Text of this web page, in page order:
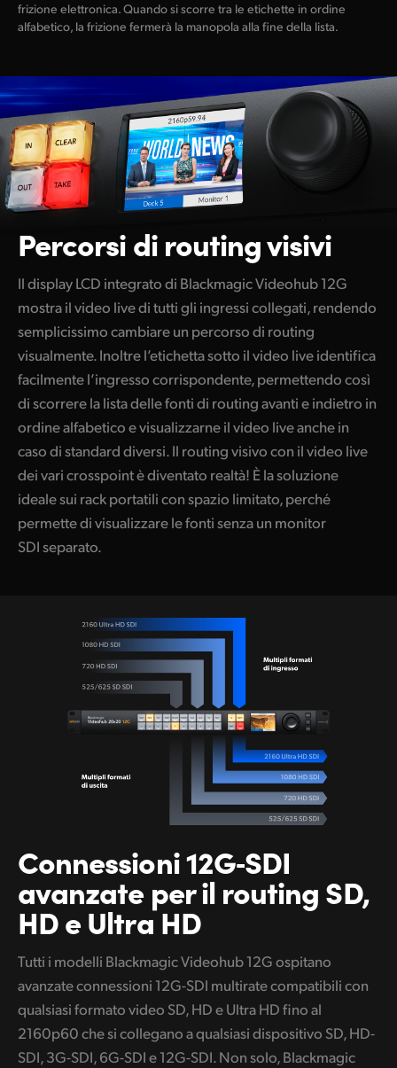
frizione elettronica. Quando si scorre tra le etichette in ordine
alfabetico, la frizione fermerà la manopola alla fine della lista.
Percorsi di routing visivi
Il display LCD integrato di Blackmagic Videohub 12G
mostra il video live di tutti gli ingressi collegati, rendendo
semplicissimo cambiare un percorso di routing
visualmente. Inoltre l’etichetta sotto il video live identifica
facilmente l’ingresso corrispondente, permettendo così
di scorrere la lista delle fonti di routing avanti e indietro in
ordine alfabetico e visualizzarne il video live anche in
caso di standard diversi. Il routing visivo con il video live
dei vari crosspoint è diventato realtà! È la soluzione
ideale sui rack portatili con spazio limitato, perché
permette di visualizzare le fonti senza un monitor
SDI separato.
Connessioni 12G‑SDI
avanzate per il routingSD,
HD e Ultra HD
Tutti i modelli Blackmagic Videohub 12G ospitano
avanzate connessioni 12G-SDI multirate compatibili con
qualsiasi formato video SD, HD e Ultra HD fino al
2160p60 che si collegano a qualsiasi dispositivo SD, HD-
SDI, 3G-SDI, 6G-SDI e 12G-SDI. Non solo, Blackmagic